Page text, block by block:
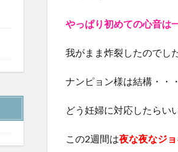
やっぱり初めての心音は
我がまま炸裂したのでし
ナンピョン様は結構・・
どう妊婦に対応したらい
この2週間は夜な夜なジ